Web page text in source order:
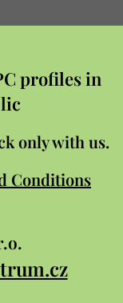
profiles in
only with us.
Conditions